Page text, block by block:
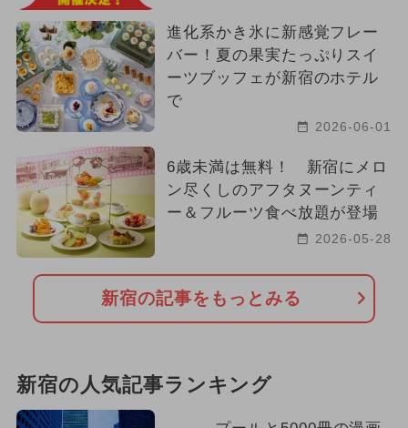
進化系かき氷に新感覚フレー
バー！夏の果実たっぷりスイ
ーツブッフェが新宿のホテル
で
2026-06-01
6歳未満は無料！ 新宿にメロ
ン尽くしのアフタヌーンティ
ー＆フルーツ食べ放題が登場
2026-05-28
新宿の記事をもっとみる
新宿の人気記事ランキング